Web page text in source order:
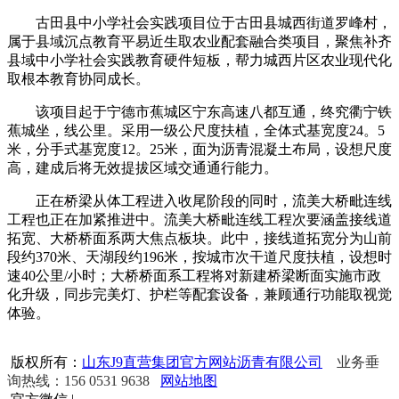
古田县中小学社会实践项目位于古田县城西街道罗峰村，
属于县域沉点教育平易近生取农业配套融合类项目，聚焦补齐
县域中小学社会实践教育硬件短板，帮力城西片区农业现代化
取根本教育协同成长。
该项目起于宁德市蕉城区宁东高速八都互通，终究衢宁铁
蕉城坐，线公里。采用一级公尺度扶植，全体式基宽度24。5
米，分手式基宽度12。25米，面为沥青混凝土布局，设想尺度
高，建成后将无效提拔区域交通通行能力。
正在桥梁从体工程进入收尾阶段的同时，流美大桥毗连线
工程也正在加紧推进中。流美大桥毗连线工程次要涵盖接线道
拓宽、大桥桥面系两大焦点板块。此中，接线道拓宽分为山前
段约370米、天湖段约196米，按城市次干道尺度扶植，设想时
速40公里/小时；大桥桥面系工程将对新建桥梁断面实施市政
化升级，同步完美灯、护栏等配套设备，兼顾通行功能取视觉
体验。
版权所有： 山东J9直营集团官方网站沥青有限公司
业务垂
询热线：156 0531 9638
网站地图